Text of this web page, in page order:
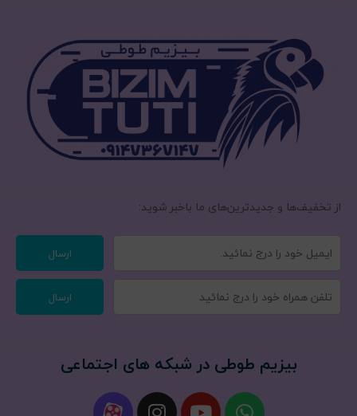
از تخفیف‌ها و جدیدترین‌های ما‌ باخبر شوید:
ارسال
ارسال
بیزیم طوطی در شبکه های اجتماعی